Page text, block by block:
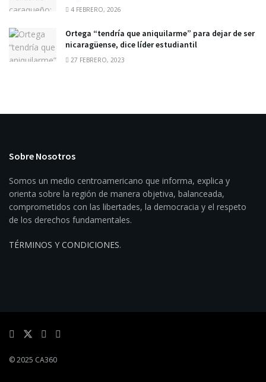
4 FEBRERO, 2026
Ortega “tendría que aniquilarme” para dejar de ser
nicaragüense, dice líder estudiantil
27 FEBRERO, 2023
Sobre Nosotros
Somos un medio centroamericano que informa, explica y
orienta sobre la región de manera objetiva, balanceada,
comprometidos con las libertades, la democracia y el respeto
de los derechos fundamentales.
TÉRMINOS Y CONDICIONES.
© 2025 CA360